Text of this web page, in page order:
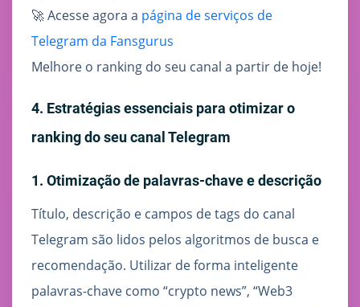
🚀 Acesse agora a página de serviços de
Telegram da Fansgurus
Melhore o ranking do seu canal a partir de hoje!
4. Estratégias essenciais para otimizar o
ranking do seu canal Telegram
1. Otimização de palavras-chave e descrição
Título, descrição e campos de tags do canal
Telegram são lidos pelos algoritmos de busca e
recomendação. Utilizar de forma inteligente
palavras-chave como “crypto news”, “Web3